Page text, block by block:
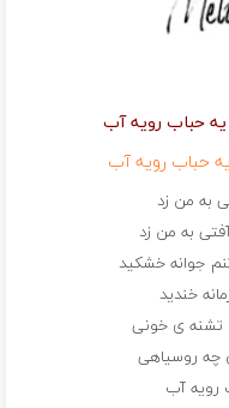
یه حباب رویه آب
حباب رویه آب
به من زد
به من زد
جوانه خشکید
خندید
ی خونی
چه روسیاهی
رویه آب